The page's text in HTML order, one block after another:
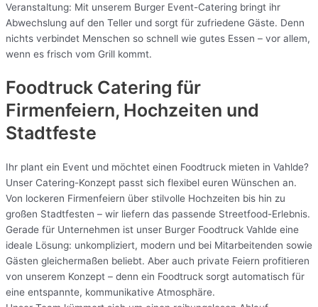
Veranstaltung: Mit unserem Burger Event-Catering bringt ihr
Abwechslung auf den Teller und sorgt für zufriedene Gäste. Denn
nichts verbindet Menschen so schnell wie gutes Essen – vor allem,
wenn es frisch vom Grill kommt.
Foodtruck Catering für
Firmenfeiern, Hochzeiten und
Stadtfeste
Ihr plant ein Event und möchtet einen Foodtruck mieten in Vahlde?
Unser Catering-Konzept passt sich flexibel euren Wünschen an.
Von lockeren Firmenfeiern über stilvolle Hochzeiten bis hin zu
großen Stadtfesten – wir liefern das passende Streetfood-Erlebnis.
Gerade für Unternehmen ist unser Burger Foodtruck Vahlde eine
ideale Lösung: unkompliziert, modern und bei Mitarbeitenden sowie
Gästen gleichermaßen beliebt. Aber auch private Feiern profitieren
von unserem Konzept – denn ein Foodtruck sorgt automatisch für
eine entspannte, kommunikative Atmosphäre.